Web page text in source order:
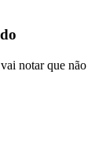
notar que não